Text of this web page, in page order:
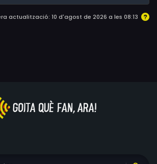
a parlar rares vegades se les
a principis de la dècada de 2000
ell es torna còmplice en ignorar les
i dissenyar una campanya per a
actualització: 10 d'agost de 2026 a les 08:13